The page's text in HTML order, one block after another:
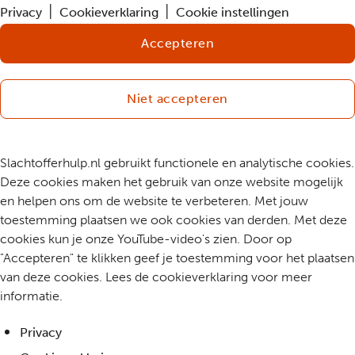
Privacy Cookieverklaring Cookie instellingen
Accepteren
Niet accepteren
Slachtofferhulp.nl gebruikt functionele en analytische cookies.
Deze cookies maken het gebruik van onze website mogelijk
en helpen ons om de website te verbeteren. Met jouw
toestemming plaatsen we ook cookies van derden. Met deze
cookies kun je onze YouTube-video's zien. Door op
"Accepteren" te klikken geef je toestemming voor het plaatsen
van deze cookies. Lees de cookieverklaring voor meer
informatie.
Privacy